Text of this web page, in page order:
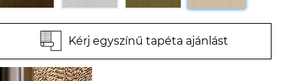
Kérj egyszínű tapéta ajánlást